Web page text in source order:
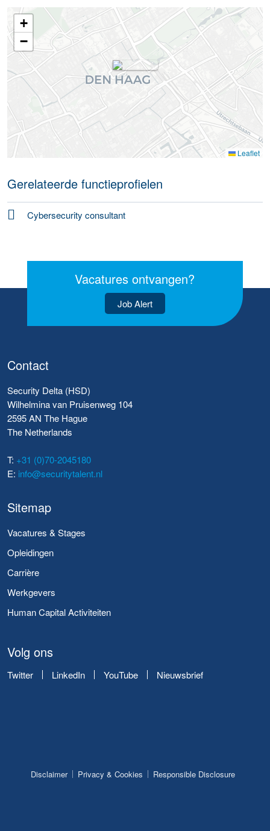
+
−
Leaflet
Gerelateerde functieprofielen
Cybersecurity consultant
Vacatures ontvangen?
Job Alert
Contact
Security Delta (HSD)
Wilhelmina van Pruisenweg 104
2595 AN The Hague
The Netherlands
T: +31 (0)70-2045180
E: info@securitytalent.nl
Sitemap
Vacatures & Stages
Opleidingen
Carrière
Werkgevers
Human Capital Activiteiten
Volg ons
Twitter LinkedIn YouTube Nieuwsbrief
Disclaimer Privacy & Cookies Responsible Disclosure